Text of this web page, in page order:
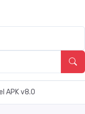
APK v8.0